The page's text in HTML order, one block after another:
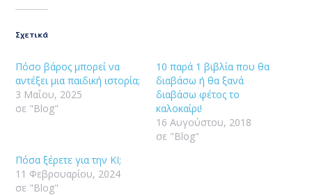
Σχετικά
Πόσο βάρος μπορεί να
αντέξει μια παιδική ιστορία;
3 Μαΐου, 2025
σε "Blog"
10 παρά 1 βιβλία που θα
διαβάσω ή θα ξανά
διαβάσω φέτος το
καλοκαίρι!
16 Αυγούστου, 2018
σε "Blog"
Πόσα ξέρετε για την ΚΙ;
11 Φεβρουαρίου, 2024
σε "Blog"